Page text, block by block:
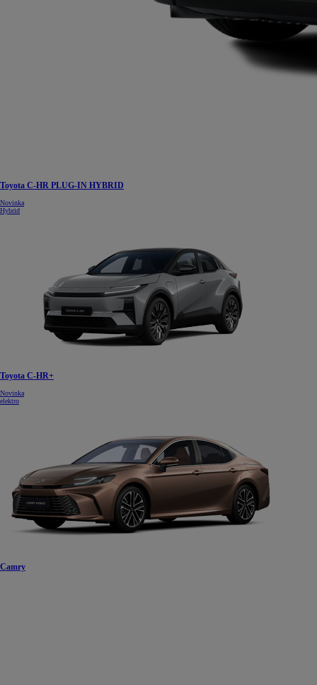
Toyota C-HR PLUG-IN HYBRID
Novinka
Hybrid
Toyota C-HR+
Novinka
elektro
Camry